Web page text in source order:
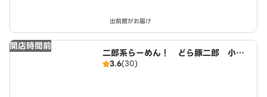
出前館がお届け
開店時間前
二郎系らーめん！ どら豚二郎 小牧
店3.6(30)